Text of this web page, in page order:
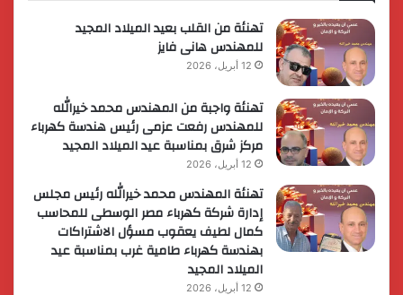
تهنئة من القلب بعيد الميلاد المجيد
للمهندس هانى فايز
12 أبريل، 2026
تهنئة واجبة من المهندس محمد خيرالله
للمهندس رفعت عزمى رئيس هندسة كهرباء
مركز شرق بمناسبة عيد الميلاد المجيد
12 أبريل، 2026
تهنئة المهندس محمد خيرالله رئيس مجلس
إدارة شركة كهرباء مصر الوسطى للمحاسب
كمال لطيف يعقوب مسؤل الاشتراكات
بهندسة كهرباء طامية غرب بمناسبة عيد
الميلاد المجيد
12 أبريل، 2026